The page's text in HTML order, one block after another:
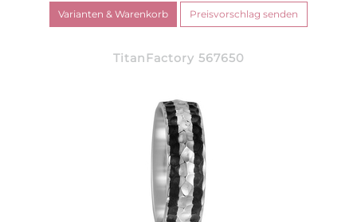
TitanFactory 567650